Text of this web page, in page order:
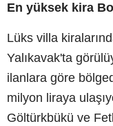
En yüksek kira
Lüks villa
Yalıkavak'ta
ilanlara göre
milyon liraya
Göltürkbükü ve